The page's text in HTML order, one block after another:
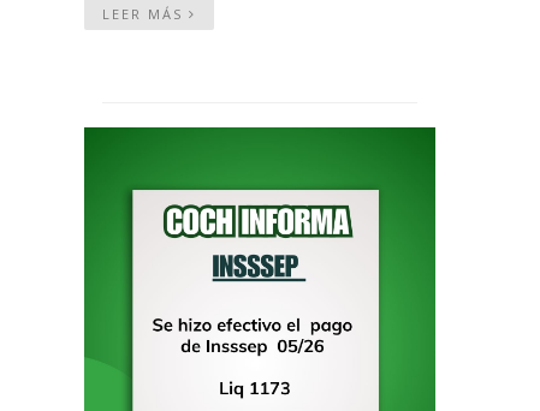
LEER MÁS